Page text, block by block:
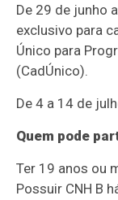
De 29 de junho
exclusivo para
Único para
(CadÚnico).
De 4 a 14 de
Quem pode
Ter 19 anos ou
Possuir CNH B